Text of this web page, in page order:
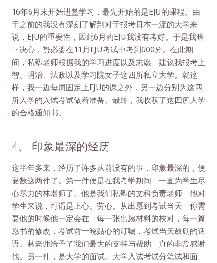
16年6月末开始进塾学习，最先开始的是EJU的课程。由
于之前的我没有深刻了解到对于报考日本一流的大学来
说，EJU的重要性，因此6月的EJU我没有考好。于是我暗
下决心，势必要在11月EJU考试中考到600分。在此期
间，私塾老师根据我的学习进度以及志愿，建议我报考上
智、明治、法政以及学习院女子这四所私立大学。就这
样，我一边每周固定上EJU的课之外，另一边分别为这四
所大学的入试考试做着准备。最终，我收获了这四所大学
的合格通知书。
4、 印象最深的经历
这半年多来，经历了许多从前没有的事，印象最深的，便
要数这两件了。第一件便是在我考学期间，一直为学生尽
心尽力的林老师了。他是我们私塾的文科负责老师，他对
学生来说，可谓是上心、劳心。从出愿到考试当天，你需
要他的时候他一定会在，每一张出愿材料的校对，每一篇
愿书的修改，考试前一晚贴心的叮嘱，考试当天鼓励的话
语。林老师给予了我们最大的支持与帮助，真的非常感谢
他。另一件，是大学的面试。大学入试考试分笔试和面